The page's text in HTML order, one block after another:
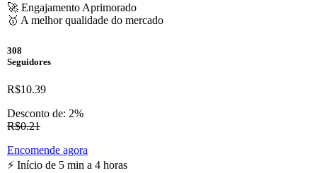
🚀 Engajamento Aprimorado
🥇 A melhor qualidade do mercado
308
Seguidores
R$10.39
Desconto de: 2%
R$0.21
Encomende agora
⚡️ Início de 5 min a 4 horas